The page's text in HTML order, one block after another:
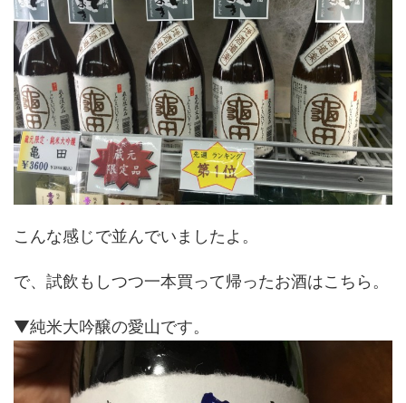
こんな感じで並んでいましたよ。
で、試飲もしつつ一本買って帰ったお酒はこちら。
▼純米大吟醸の愛山です。